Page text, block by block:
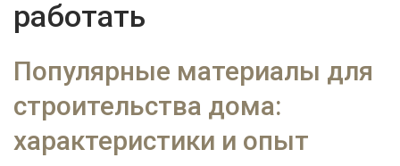
работать
Популярные материалы для
строительства дома:
характеристики и опыт